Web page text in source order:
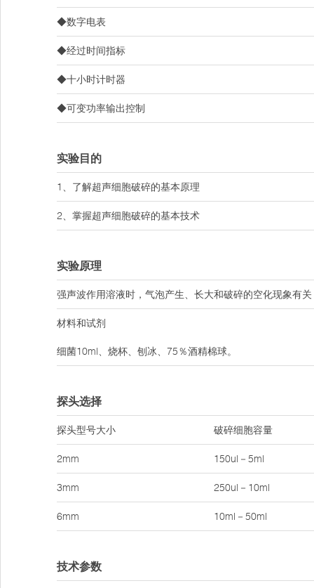
◆数字电表
◆经过时间指标
◆十小时计时器
◆可变功率输出控制
实验目的
1、了解超声细胞破碎的基本原理
2、掌握超声细胞破碎的基本技术
实验原理
强声波作用溶液时，气泡产生、长大和破碎的空化现象有
材料和试剂
细菌10ml、烧杯、刨冰、75％酒精棉球。
探头选择
探头型号大小 破碎细胞容量
2mm 150ul－5ml
3mm 250ul－10ml
6mm 10ml－50ml
技术参数